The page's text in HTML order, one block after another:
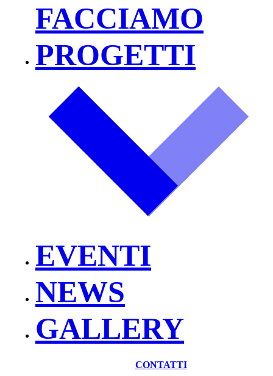
FACCIAMO
PROGETTI
EVENTI
NEWS
GALLERY
CONTATTI